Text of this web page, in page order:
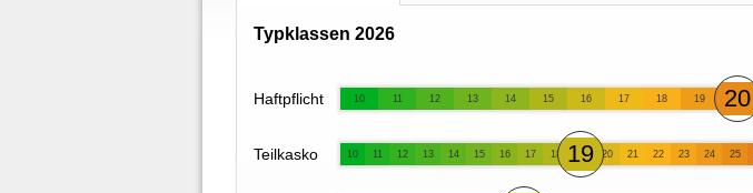
Typklassen 2026
Haftpflicht 10 11 12 13 14 15 16 17 18 19 20
Teilkasko 10 11 12 13 14 15 16 17 18 19 20 21 22 23 24 25